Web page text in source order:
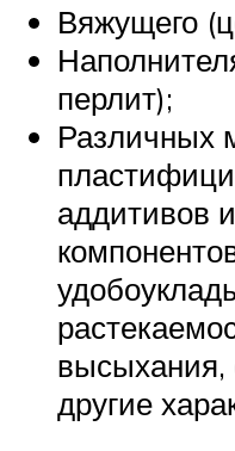
Вяжущего
перлит);
Различных
аддитивов
высыхания,
другие